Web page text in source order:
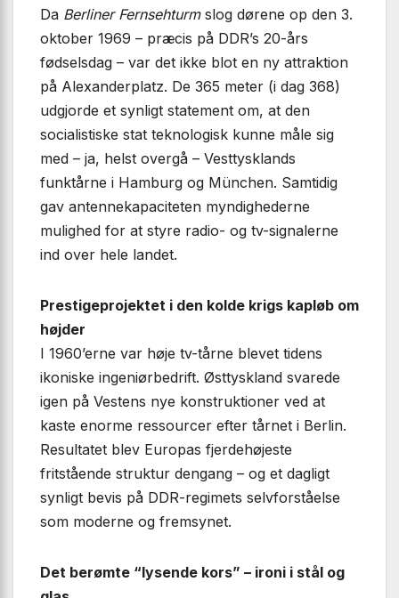
Da Berliner Fernsehturmslog dørene op den 3.
oktober 1969 – præcis på DDR’s 20-års
fødselsdag – var det ikke blot en ny attraktion
på Alexanderplatz. De 365 meter (i dag 368)
udgjorde et synligt statement om, at den
socialistiske stat teknologisk kunne måle sig
med – ja, helst overgå – Vesttysklands
funktårne i Hamburg og München. Samtidig
gav antennekapaciteten myndighederne
mulighed for at styre radio- og tv-signalerne
ind over hele landet.
Prestigeprojektet i den kolde krigs kapløb om
højder
I 1960’erne var høje tv-tårne blevet tidens
ikoniske ingeniørbedrift. Østtyskland svarede
igen på Vestens nye konstruktioner ved at
kaste enorme ressourcer efter tårnet i Berlin.
Resultatet blev Europas fjerdehøjeste
fritstående struktur dengang – og et dagligt
synligt bevis på DDR-regimets selvforståelse
som moderne og fremsynet.
Det berømte “lysende kors” – ironi i stål og